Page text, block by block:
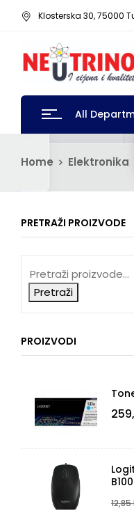
Klosterska 30, 75000
All
Home Elektronika
PRETRAŽI PROIZVODE
Pretraži
PROIZVODI
12,85